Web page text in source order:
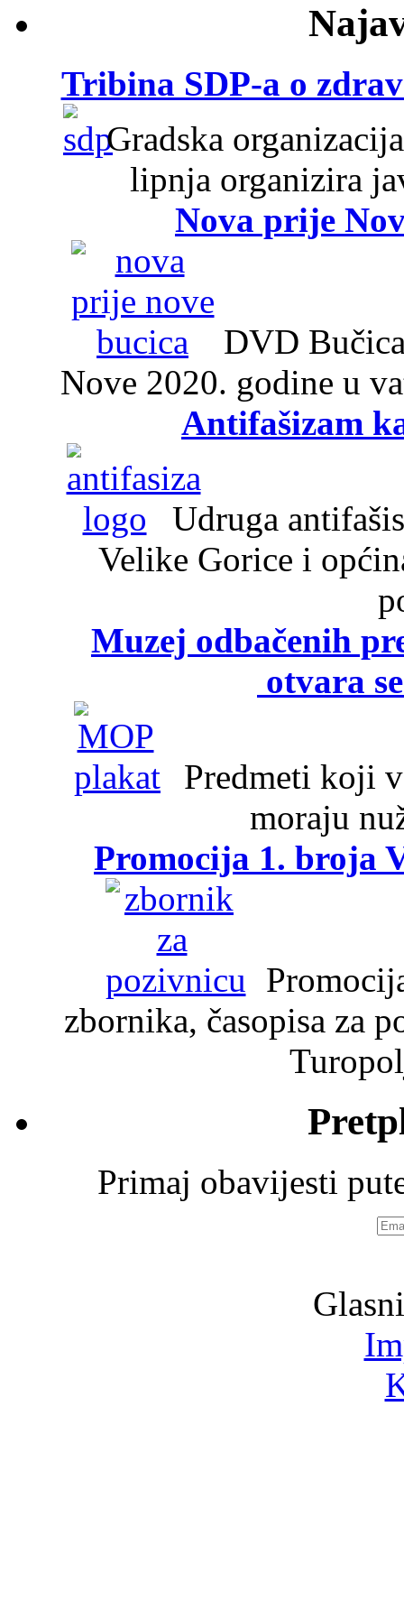
Tribina SDP-a o
Gradska
lipnja organizira
Nova prije
DVD
Nove 2020. godine u
Antifašizam
Udruga
Velike Gorice i
Muzej odbačenih
otvara
Predmeti koji
moraju
Promocija 1. broja
zbornika, časopisa za
Primaj obavijesti